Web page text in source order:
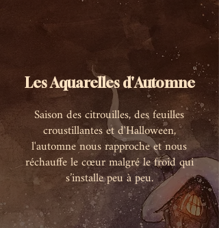
Les Aquarelles d'Automne
Saison des citrouilles, des feuilles
croustillantes et d'Halloween,
l'automne nous rapproche et nous
réchauffe le cœur malgré le froid qui
s’installe peu à peu.